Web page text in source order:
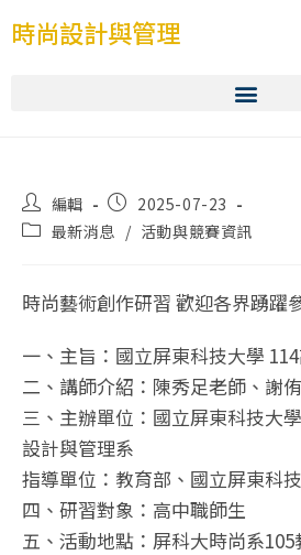
時尚設計與管理
編輯
2025-07-23
最新消息 / 活動與競賽資訊
時尚藝術創作研習 歡迎各界踴躍
一、主旨：國立屏東科技大學
二、講師介紹：陳秀足老師、謝
三、主辦單位：國立屏東科技大
設計與管理系
指導單位：教育部、國立屏東科
四、研習對象：高中職師生
五、活動地點：屏科大時尚系105